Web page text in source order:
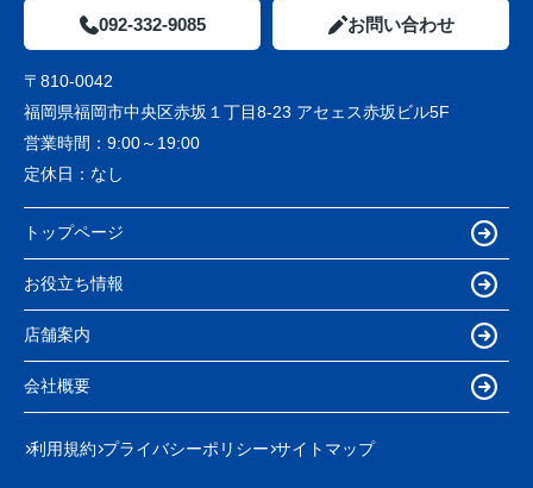
092-332-9085 お問い合わせ
〒810-0042
福岡県福岡市中央区赤坂１丁目8-23 アセェス赤坂ビル5F
営業時間： 9:00～19:00
定休日： なし
トップページ
お役立ち情報
店舗案内
会社概要
利用規約 プライバシーポリシー サイトマップ